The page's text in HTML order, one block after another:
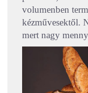
volumenben
kézművesektől.
mert nagy